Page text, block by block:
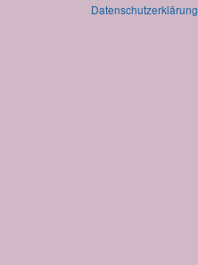
Datenschutzerklärung